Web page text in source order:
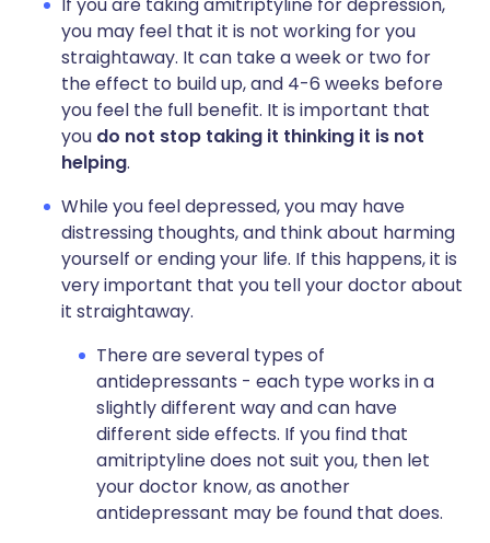
you may feel that it is not working for you
straightaway. It can take a week or two for
the effect to build up, and 4-6 weeks before
you feel the full benefit. It is important that
you do not stop taking it thinking it is not
helping.
While you feel depressed, you may have
distressing thoughts, and think about harming
yourself or ending your life. If this happens, it is
very important that you tell your doctor about
it straightaway.
There are several types of
antidepressants - each type works in a
slightly different way and can have
different side effects. If you find that
amitriptyline does not suit you, then let
your doctor know, as another
antidepressant may be found that does.